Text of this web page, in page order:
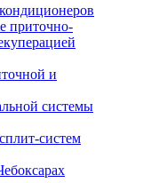
приточно-
и
системы
систем